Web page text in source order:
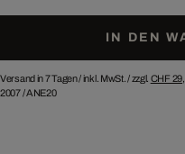
IN DEN
Versand in 7 Tagen /inkl. MwSt. / zzgl. CHF
2007/ANE20